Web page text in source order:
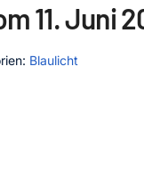
11. Juni
Blaulicht